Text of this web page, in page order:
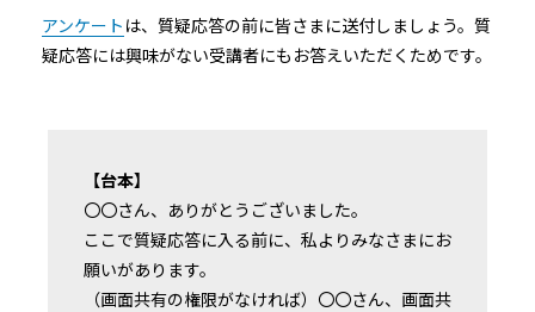
アンケート は、質疑応答の前に皆さまに送付しましょう。質
疑応答には興味がない受講者にもお答えいただくためです。
【台本】
〇〇さん、ありがとうございました。
ここで質疑応答に入る前に、私よりみなさまにお
願いがあります。
（画面共有の権限がなければ）〇〇さん、画面共